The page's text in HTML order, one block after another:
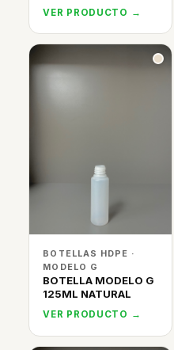
VER PRODUCTO →
BOTELLAS HDPE ·
MODELO G
BOTELLA MODELO G
125ML NATURAL
VER PRODUCTO →